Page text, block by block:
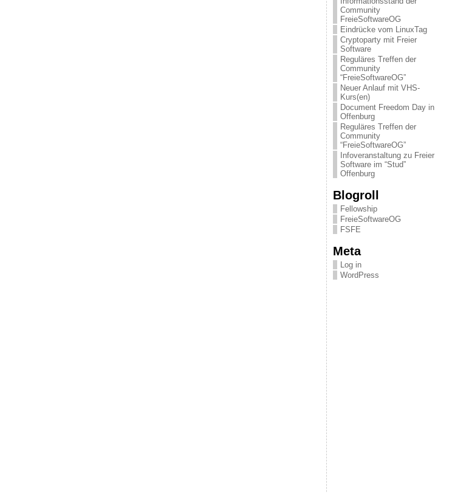
Community
FreieSoftwareOG
Eindrücke vom LinuxTag
Cryptoparty mit Freier
Software
Reguläres Treffen der
Community
“FreieSoftwareOG”
Neuer Anlauf mit VHS-
Kurs(en)
Document Freedom Day in
Offenburg
Reguläres Treffen der
Community
“FreieSoftwareOG”
Infoveranstaltung zu Freier
Software im “Stud”
Offenburg
Blogroll
Fellowship
FreieSoftwareOG
FSFE
Meta
Log in
WordPress